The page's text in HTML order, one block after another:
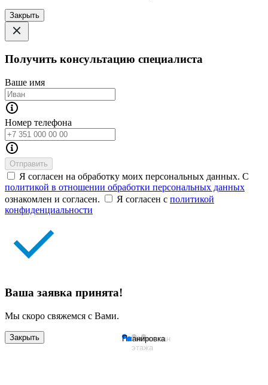
Планировка
План
этажа
Генплан
Закрыть
Получить консультацию специалиста
Ваше имя
Номер телефона
Отправить
Я согласен на обработку моих персональных данных. С
политикой в отношении обработки персональных данных
ознакомлен и согласен.
Я согласен с политикой
конфиденциальности
Ваша заявка принята!
Мы скоро свяжемся с Вами.
Закрыть